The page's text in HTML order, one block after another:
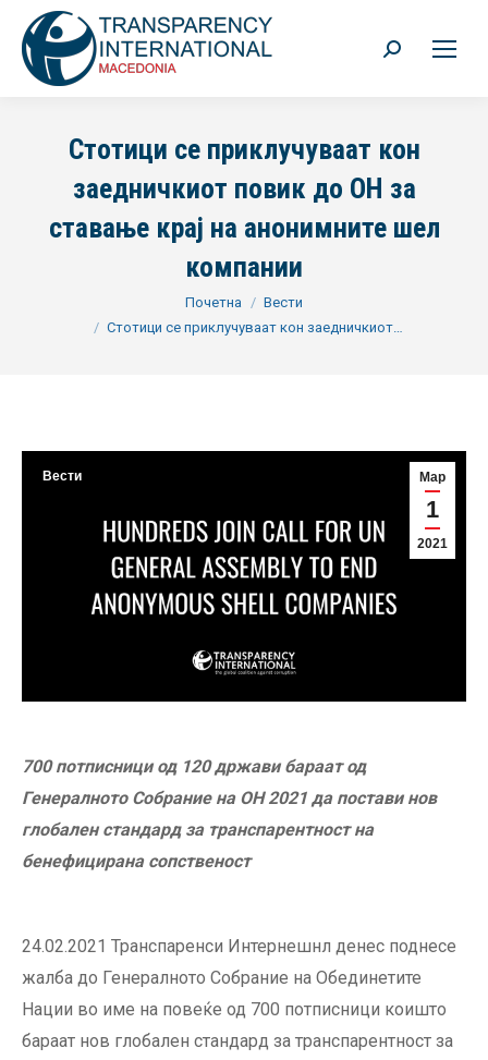
Search:
Стотици се приклучуваат кон
заедничкиот повик до ОН за
ставање крај на анонимните шел
компании
Почетна
Вести
Стотици се приклучуваат кон заедничкиот…
Мар
1
2021
Вести
700 потписници од 120 држави бараат од
Генералното Собрание на ОН 2021 да постави нов
глобален стандард за транспарентност на
бенефицирана сопственост
24.02.2021 Транспаренси Интернешнл денес поднесе
жалба до Генералното Собрание на Обединетите
Нации во име на повеќе од 700 потписници коишто
бараат нов глобален стандард за транспарентност за